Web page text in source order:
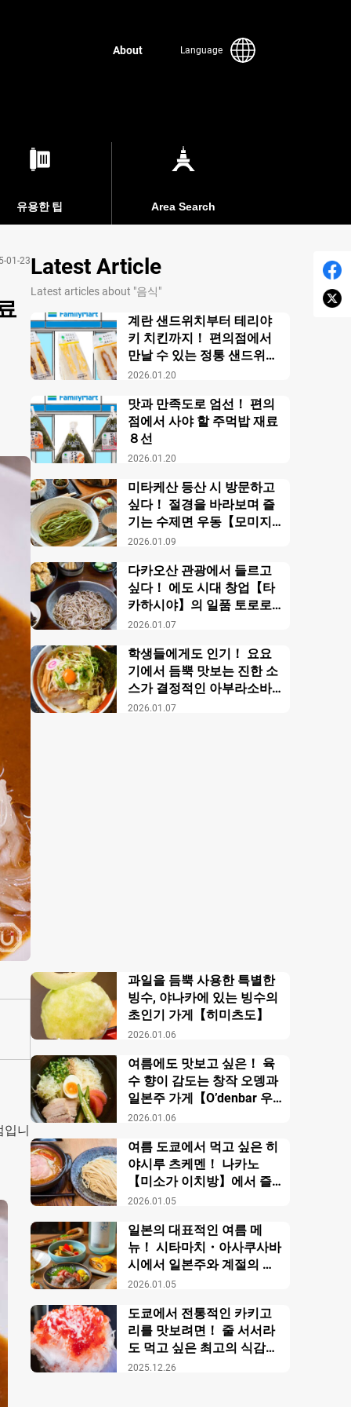
About Language
유용한 팁 Area Search
01-23
입니
Latest Article
Latest articles about "음식"
2026.01.20
계란 샌드위치부터 테리야
키 치킨까지！ 편의점에서
만날 수 있는 정통 샌드위치
【패밀리마트】
2026.01.20
맛과 만족도로 엄선！ 편의
점에서 사야 할 주먹밥 재료
８선
2026.01.09
미타케산 등산 시 방문하고
싶다！ 절경을 바라보며 즐
기는 수제면 우동【모미지
야】
2026.01.07
다카오산 관광에서 들르고
싶다！ 에도 시대 창업【타
카하시야】의 일품 토로로
소바
2026.01.07
학생들에게도 인기！ 요요
기에서 듬뿍 맛보는 진한 소
스가 결정적인 아부라소바
【무사시노 아부라 각카
2026.01.06
과일을 듬뿍 사용한 특별한
빙수, 야나카에 있는 빙수의
초인기 가게【히미츠도】
2026.01.06
여름에도 맛보고 싶은！ 육
수 향이 감도는 창작 오뎅과
일본주 가게【O’denbar 우
마미 아자부주반】
2026.01.05
여름 도쿄에서 먹고 싶은 히
야시루 츠케멘！ 나카노
【미소가 이치방】에서 즐
기는 창작 미소 라멘
2026.01.05
일본의 대표적인 여름 메
뉴！ 시타마치・아사쿠사바
시에서 일본주와 계절의 미
각을 만끽【니혼슈 바루 카
2025.12.26
도쿄에서 전통적인 카키고
리를 맛보려면！ 줄 서서라
도 먹고 싶은 최고의 식감의
비밀【우에노 카키고리 센